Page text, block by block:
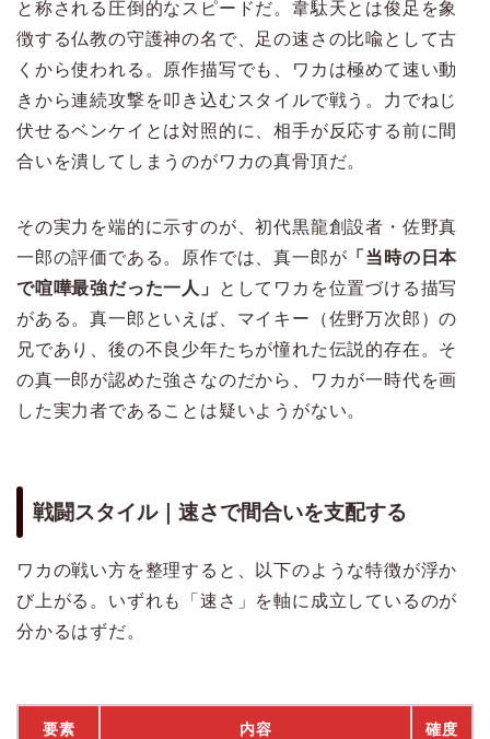
と称される圧倒的なスピードだ。韋駄天とは俊足を象
徴する仏教の守護神の名で、足の速さの比喩として古
くから使われる。原作描写でも、ワカは極めて速い動
きから連続攻撃を叩き込むスタイルで戦う。力でねじ
伏せるベンケイとは対照的に、相手が反応する前に間
合いを潰してしまうのがワカの真骨頂だ。
その実力を端的に示すのが、初代黒龍創設者・佐野真
一郎の評価である。原作では、真一郎が 「当時の日本
で喧嘩最強だった一人」
としてワカを位置づける描写
がある。真一郎といえば、マイキー（佐野万次郎）の
兄であり、後の不良少年たちが憧れた伝説的存在。そ
の真一郎が認めた強さなのだから、ワカが一時代を画
した実力者であることは疑いようがない。
戦闘スタイル｜速さで間合いを支配する
ワカの戦い方を整理すると、以下のような特徴が浮か
び上がる。いずれも「速さ」を軸に成立しているのが
分かるはずだ。
要素 内容 確度